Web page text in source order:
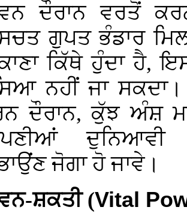
ਦੌਰਾਨ ਵਰਤੋਂ
ਗੁਪਤ ਭੰਡਾਰ
ਕਿੱਥੇ ਹੁੰਦਾ ਹੈ,
ਨਹੀਂ ਜਾ
ਦੌਰਾਨ, ਕੁੱਝ ਅੰਸ਼
ਦੁਨਿਆਵੀ
ਜੋਗਾ ਹੋ ਜਾਵੇ।
ਸ਼ਕਤੀ (Vital